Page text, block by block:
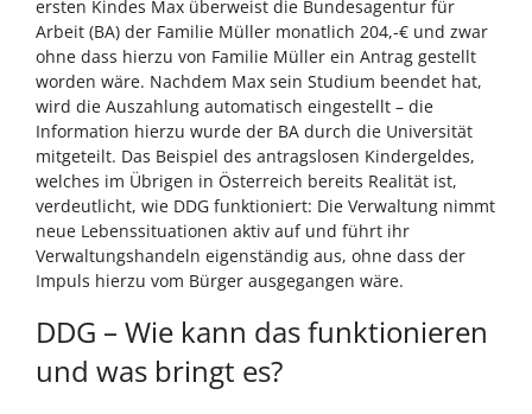
ersten Kindes Max überweist die Bundesagentur für
Arbeit (BA) der Familie Müller monatlich 204,-€ und zwar
ohne dass hierzu von Familie Müller ein Antrag gestellt
worden wäre. Nachdem Max sein Studium beendet hat,
wird die Auszahlung automatisch eingestellt – die
Information hierzu wurde der BA durch die Universität
mitgeteilt. Das Beispiel des antragslosen Kindergeldes,
welches im Übrigen in Österreich bereits Realität ist,
verdeutlicht, wie DDG funktioniert: Die Verwaltung nimmt
neue Lebenssituationen aktiv auf und führt ihr
Verwaltungshandeln eigenständig aus, ohne dass der
Impuls hierzu vom Bürger ausgegangen wäre.
DDG – Wie kann das funktionieren
und was bringt es?